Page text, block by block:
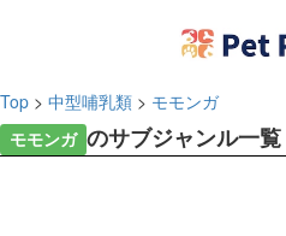
Top > 中型哺乳類 > モモンガ
モモンガ のサブジャンル一覧